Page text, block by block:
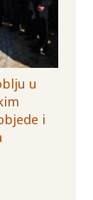
u
i